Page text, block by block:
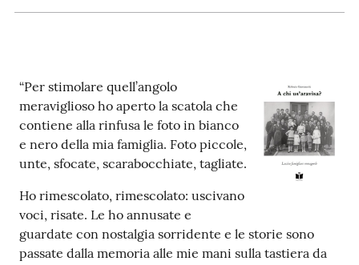
Casa
Archivio
storico
“Per stimolare quell’angolo
meraviglioso ho aperto la scatola che
contiene alla rinfusa le foto in bianco
e nero della mia famiglia. Foto piccole,
unte, sfocate, scarabocchiate, tagliate.
Ho rimescolato, rimescolato: uscivano
voci, risate. Le ho annusate e
guardate con nostalgia sorridente e le storie sono
passate dalla memoria alle mie mani sulla tastiera da